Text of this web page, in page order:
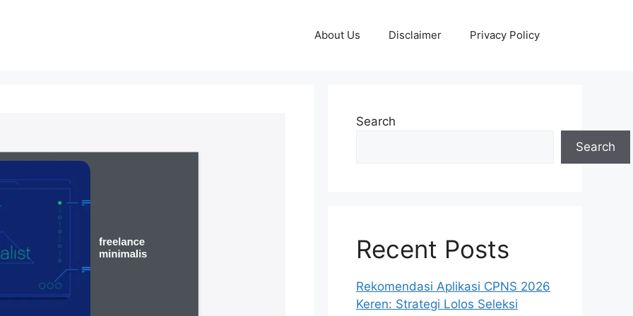
About Us Disclaimer Privacy Policy
Search
Search
Recent Posts
Rekomendasi Aplikasi CPNS 2026
Keren: Strategi Lolos Seleksi